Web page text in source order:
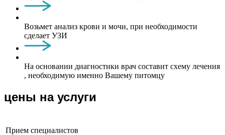
Возьмет анализ крови и мочи, при необходимости
сделает УЗИ
На основании диагностики врач составит схему лечения
, необходимую именно Вашему питомцу
цены на услуги
Прием специалистов